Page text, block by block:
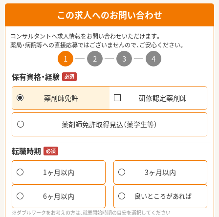
この求人へのお問い合わせ
コンサルタントへ求人情報をお問い合わせいただけます。
薬局・病院等への直接応募ではございませんので、ご安心ください。
1 2 3
4
保有資格・経験
必須
薬剤師免許 研修認定薬剤師
薬剤師免許取得見込（薬学生等）
転職時期 必須
1ヶ月以内 3ヶ月以内
6ヶ月以内 良いところがあれば
※ダブルワークをお考えの方は、就業開始時期の目安を選択してください